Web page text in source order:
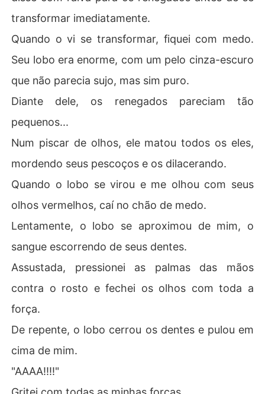
transformar imediatamente.
Quando o vi se transformar, fiquei com medo.
Seu lobo era enorme, com um pelo cinza-escuro
que não parecia sujo, mas sim puro.
Diante dele, os renegados pareciam tão
pequenos...
Num piscar de olhos, ele matou todos os eles,
mordendo seus pescoços e os dilacerando.
Quando o lobo se virou e me olhou com seus
olhos vermelhos, caí no chão de medo.
Lentamente, o lobo se aproximou de mim, o
sangue escorrendo de seus dentes.
Assustada, pressionei as palmas das mãos
contra o rosto e fechei os olhos com toda a
força.
De repente, o lobo cerrou os dentes e pulou em
cima de mim.
"AAAA!!!!"